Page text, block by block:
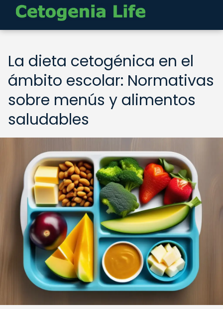
La dieta cetogénica en el
ámbito escolar: Normativas
sobre menús y alimentos
saludables